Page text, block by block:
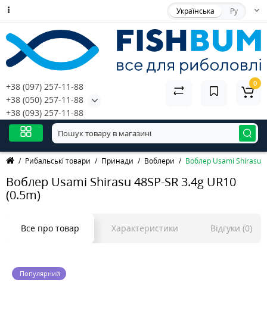
Українська Ру
+38 (097) 257-11-88
+38 (050) 257-11-88
+38 (093) 257-11-88
0
Рибальські товари Принади Воблери Воблер Usami Shirasu
Воблер Usami Shirasu 48SP-SR 3.4g UR10
(0.5m)
Все про товар Характеристики Відгуки (0)
Популярний